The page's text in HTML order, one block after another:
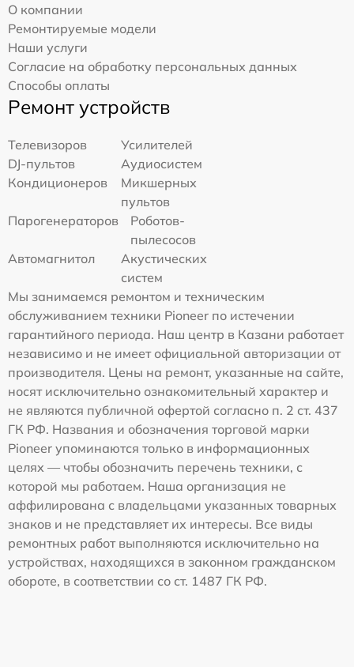
О компании
Ремонтируемые модели
Наши услуги
Согласие на обработку персональных данных
Способы оплаты
Ремонт устройств
Телевизоров
Усилителей
DJ-пультов
Аудиосистем
Кондиционеров
Микшерных
пультов
Парогенераторов
Роботов-
пылесосов
Автомагнитол
Акустических
систем
Мы занимаемся ремонтом и техническим
обслуживанием техники Pioneer по истечении
гарантийного периода. Наш центр в Казани работает
независимо и не имеет официальной авторизации от
производителя. Цены на ремонт, указанные на сайте,
носят исключительно ознакомительный характер и
не являются публичной офертой согласно п. 2 ст. 437
ГК РФ. Названия и обозначения торговой марки
Pioneer упоминаются только в информационных
целях — чтобы обозначить перечень техники, с
которой мы работаем. Наша организация не
аффилирована с владельцами указанных товарных
знаков и не представляет их интересы. Все виды
ремонтных работ выполняются исключительно на
устройствах, находящихся в законном гражданском
обороте, в соответствии со ст. 1487 ГК РФ.